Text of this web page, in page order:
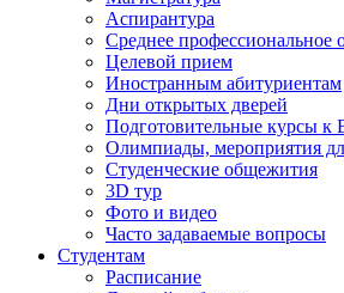
Аспирантура
Среднее профессиональное
Целевой прием
Иностранным абитуриентам
Дни открытых дверей
Подготовительные курсы к
Олимпиады, мероприятия
Студенческие общежития
3D тур
Фото и видео
Часто задаваемые вопросы
Студентам
Расписание